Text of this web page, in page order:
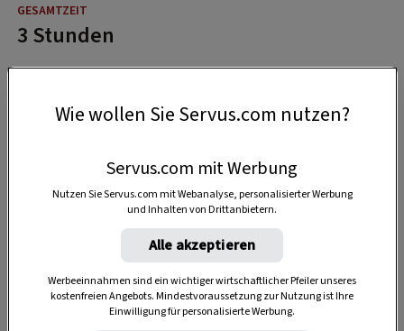
3 Stunden
Wie wollen Sie Servus.com nutzen?
Servus.com mit Werbung
Nutzen Sie Servus.com mit Webanalyse, personalisierter Werbung
und Inhalten von Drittanbietern.
Alle akzeptieren
Werbeeinnahmen sind ein wichtiger wirtschaftlicher Pfeiler unseres
kostenfreien Angebots. Mindestvoraussetzung zur Nutzung ist Ihre
Einwilligung für personalisierte Werbung.